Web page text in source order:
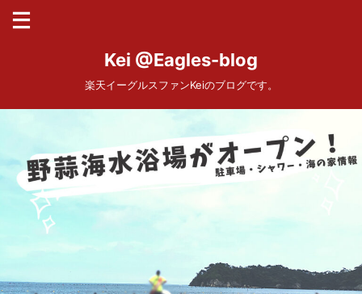
Kei @Eagles-blog
楽天イーグルスファンKeiのブログです。